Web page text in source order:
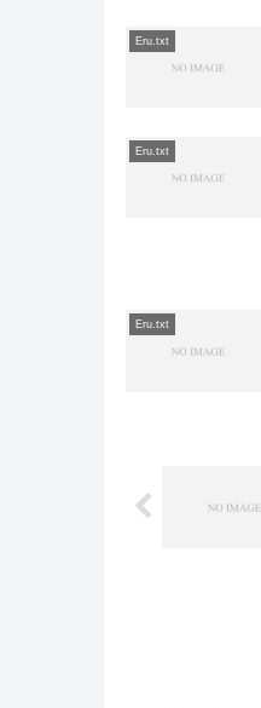
Eru.txt
Eru.txt
Eru.txt